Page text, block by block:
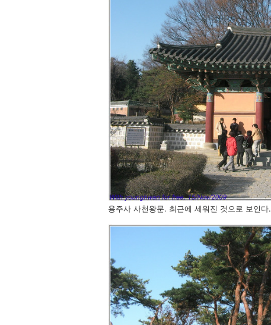
용주사 사천왕문. 최근에 세워진 것으로 보인다.